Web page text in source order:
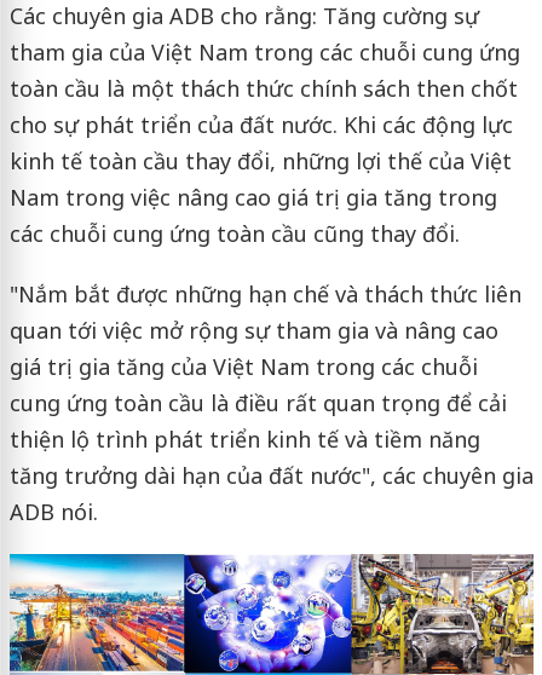
Các chuyên gia ADB cho rằng: Tăng cường sự
tham gia của Việt Nam trong các chuỗi cung ứng
toàn cầu là một thách thức chính sách then chốt
cho sự phát triển của đất nước. Khi các động lực
kinh tế toàn cầu thay đổi, những lợi thế của Việt
Nam trong việc nâng cao giá trị gia tăng trong
các chuỗi cung ứng toàn cầu cũng thay đổi.
"Nắm bắt được những hạn chế và thách thức liên
quan tới việc mở rộng sự tham gia và nâng cao
giá trị gia tăng của Việt Nam trong các chuỗi
cung ứng toàn cầu là điều rất quan trọng để cải
thiện lộ trình phát triển kinh tế và tiềm năng
tăng trưởng dài hạn của đất nước", các chuyên gia
ADB nói.